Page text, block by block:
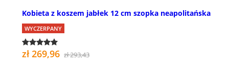
Kobieta z koszem jabłek 12 cm szopka neapolitańska
WYCZERPANY
zł 269,96 zł 293,43